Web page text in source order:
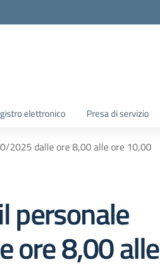
elettronico Presa di servizio
2025 dalle ore 8,00 alle ore 10,00
personale
ore 8,00 alle